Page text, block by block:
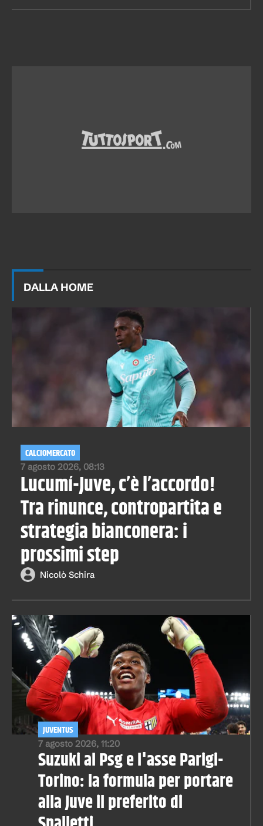
DALLA HOME
7 agosto 2026, 08:13
CALCIOMERCATO
Lucumí-Juve, c’è l’accordo!
Tra rinunce, contropartita e
strategia bianconera: i
prossimi step
Nicolò Schira
7 agosto 2026, 11:20
JUVENTUS
Suzuki al Psg e l'asse Parigi-
Torino: la formula per portare
alla Juve il preferito di